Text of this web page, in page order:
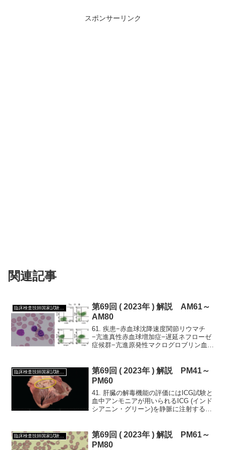
スポンサーリンク
関連記事
臨床検査技師国家試験第69回 ( 2023年 )
第69回 ( 2023年 ) 解説 AM61～
AM80
61. 疾患−赤血球沈降速度関節リウマチ
−亢進真性赤血球増加症−遅延ネフローゼ
症候群−亢進原発性マクログロブリン血症
影響寒冷凝集素−赤血球数偽低値巨大血小
板−赤...
臨床検査技師国家試験第69回 ( 2023年 )
第69回 ( 2023年 ) 解説 PM41～
PM60
41. 肝臓の解毒機能の評価にはICG試験と
血中アンモニアが用いられるICG (インド
シアニン・グリーン)を静脈に注射すると
肝臓の解毒機能が評価できるアンモニア
は肝...
臨床検査技師国家試験第69回 ( 2023年 )
第69回 ( 2023年 ) 解説 PM61～
PM80